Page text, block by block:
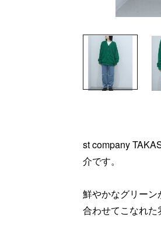
st company
介です。
鮮やかなグリー
合わせてこなれた